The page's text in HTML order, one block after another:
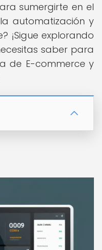
sumergirte en el
automatización y
¡Sigue explorando
saber para
de E-commerce y